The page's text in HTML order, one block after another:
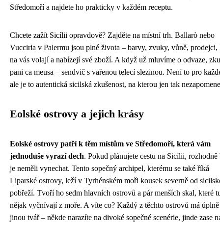
Středomoří a najdete ho prakticky v každém receptu.
Chcete zažít Sicílii opravdově? Zajděte na místní trh. Ballarò nebo
Vucciria v Palermu jsou plné života – barvy, zvuky, vůně, prodejci,
na vás volají a nabízejí své zboží. A když už mluvíme o odvaze,
pani ca meusa – sendvič s vařenou telecí slezinou. Není to pro
ale je to autentická sicilská zkušenost, na kterou jen tak
Eolské ostrovy a jejich krásy
Eolské ostrovy patří k těm místům ve Středomoří, která vám
jednoduše vyrazí dech. Pokud plánujete cestu na Sicílii, rozhodně
je neměli vynechat. Tento sopečný archipel, kterému se také říká
Liparské ostrovy, leží v Tyrhénském moři kousek severně od
pobřeží. Tvoří ho sedm hlavních ostrovů a pár menších skal, které
nějak vyčnívají z moře. A víte co? Každý z těchto ostrovů má úplně
jinou tvář – někde narazíte na divoké sopečné scenérie, jinde zase